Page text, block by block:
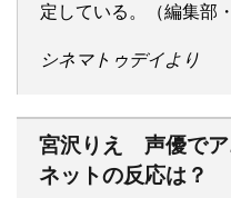
定している。（編集部
シネマトゥデイより
宮沢りえ 声優でア
ネットの反応は？